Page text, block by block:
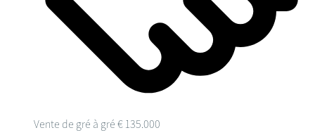
Vente de gré à gré € 135.000